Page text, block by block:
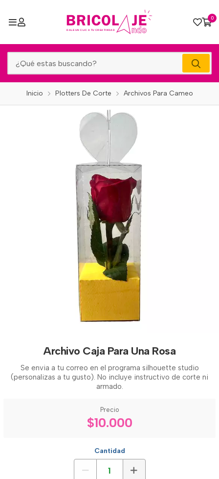
0
Inicio Plotters De Corte Archivos Para Cameo
Archivo Caja Para Una Rosa
Se envia a tu correo en el programa silhouette studio
(personalizas a tu gusto). No incluye instructivo de corte ni
armado.
Precio
$10.000
Cantidad